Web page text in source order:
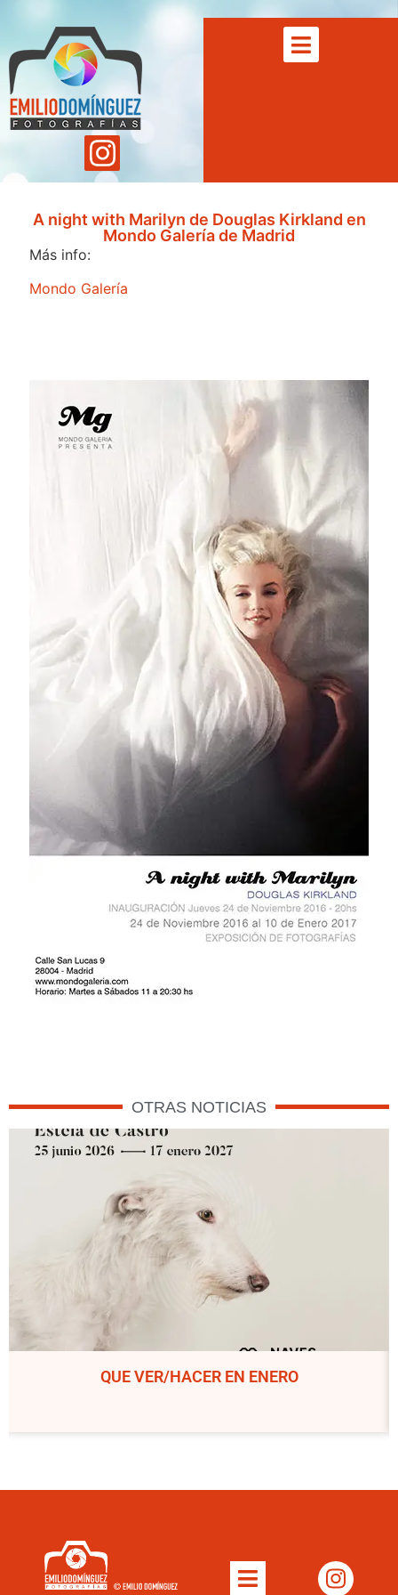
A night with Marilyn de Douglas Kirkland en
Mondo Galería de Madrid
Más info:
Mondo Galería
OTRAS NOTICIAS
QUE VER/HACER EN ENERO